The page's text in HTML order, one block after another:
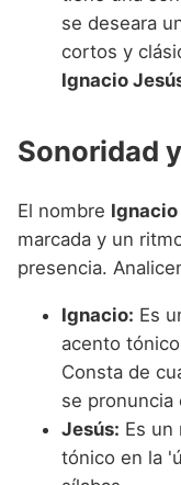
se deseara
cortos y
Ignacio
Sonoridad
El nombre
marcada y un
presencia.
Ignacio: Es
acento
Consta de
se
Jesús: Es un
tónico en la